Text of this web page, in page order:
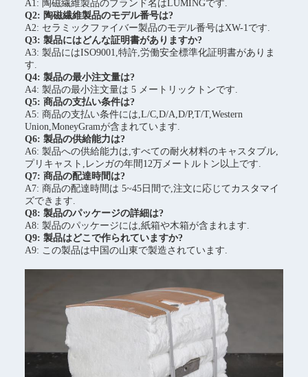
A1: 陶磁繊維製品のブランド名はLUMINGです.
Q2: 陶磁繊維製品のモデル番号は?
A2: セラミックファイバー製品のモデル番号はXW-1です.
Q3: 製品にはどんな証明書がありますか?
A3: 製品にはISO9001,特許,労働安全標準化証明書がありま
す.
Q4: 製品の最小注文量は?
A4: 製品の最小注文量は 5 メートリックトンです.
Q5: 商品の支払い条件は?
A5: 商品の支払い条件には,L/C,D/A,D/P,T/T,Western
Union,MoneyGramが含まれています.
Q6: 製品の供給能力は?
A6: 製品への供給能力は,すべての耐火材料のキャスタブル,
プリキャスト,レンガの年間12万メートルトン以上です.
Q7: 商品の配達時間は?
A7: 商品の配達時間は 5~45日間で,注文に応じてカスタマイ
ズできます.
Q8: 製品のパッケージの詳細は?
A8: 製品のパッケージには,紙箱や木箱が含まれます.
Q9: 製品はどこで作られていますか?
A9: この製品は中国の山東で製造されています.